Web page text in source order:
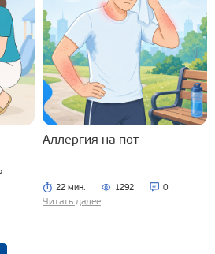
Аллергия на пот
22 мин. 1292 0
Читать далее